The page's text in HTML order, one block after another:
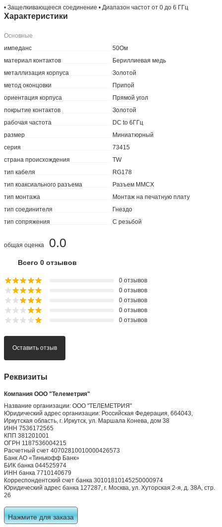
• Защелкивающееся соединение • Диапазон частот от 0 до 6 ГГц
Характеристики
Основные
импеданс
50Ом
материал контактов
Бериллиевая медь
металлизация корпуса
Золотой
метод оконцовки
Припой
ориентация корпуса
Прямой угол
покрытие контактов
Золотой
рабочая частота
DC to 6ГГц
размер
Миниатюрный
серия
73415
страна происхождения
TW
тип кабеля
RG178
тип коаксиального разъема
Разъем MMCX
тип монтажа
Монтаж на печатную плату
тип соединителя
Гнездо
тип сопряжения
С резьбой
0.0
общая оценка
Всего 0 отзывов
0 отзывов
0 отзывов
0 отзывов
0 отзывов
0 отзывов
Оставить отзыв
Реквизиты
Компания ООО "Телеметрия"
Название организации: ООО "ТЕЛЕМЕТРИЯ"
Юридический адрес организации: Российская Федерация, 664043,
Иркутская область, г. Иркутск, ул. Маршала Конева, дом 38
ИНН 7536172565
КПП 381201001
ОГРН 1187536004215
Расчетный счет 40702810010000426573
Банк АО «Тинькофф Банк»
БИК банка 044525974
ИНН банка 7710140679
Корреспондентский счет банка 30101810145250000974
Юридический адрес банка 127287, г. Москва, ул. Хуторская 2-я, д. 38А, стр.
26
Нажмите для заказа